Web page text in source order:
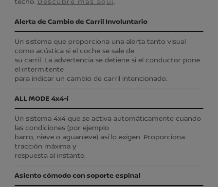
techo. Descubre más aquí.
Alerta de Cambio de Carril Involuntario
Un sistema que proporciona una alerta tanto visual
como acústica si el coche se sale de
su carril. La advertencia se detiene si el conductor pone
el intermitente
para indicar un cambio de carril intencionado.
ALL MODE 4x4-i
Un sistema 4x4 que se activa automáticamente cuando
las condiciones (por ejemplo
barro, nieve o aguanieve) así lo exigen. Proporciona
tracción máxima y
respuesta al instante.
Asiento cómodo con soporte espinal